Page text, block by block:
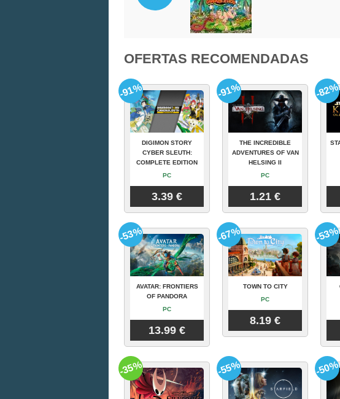
OFERTAS RECOMENDADAS
DIGIMON STORY
CYBER SLEUTH:
COMPLETE EDITION
PC
3.39 €
-91%
THE INCREDIBLE
ADVENTURES OF VAN
HELSING II
PC
1.21 €
-91% -82%
AVATAR: FRONTIERS
OF PANDORA
PC
13.99 €
-53%
TOWN TO CITY
PC
8.19 €
-67% -53%
-35% -55% -50%